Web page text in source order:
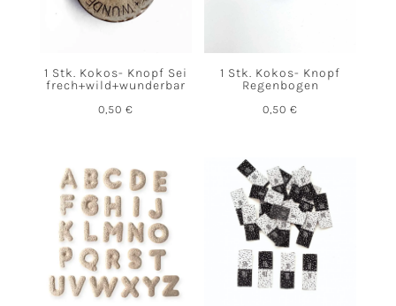
1 Stk. Kokos- Knopf Sei
frech+wild+wunderbar
0,50 €
1 Stk. Kokos- Knopf
Regenbogen
0,50€